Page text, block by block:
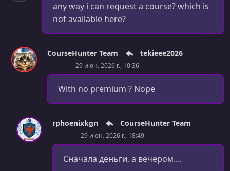
any way i can request a course? which is
not available here?
CourseHunter Team tekieee2026
29 июн. 2026 г., 10:36
With no premium ? Nope
rphoenixkgn CourseHunter Team
29 июн. 2026 г., 18:49
Сначала деньги, а вечером....